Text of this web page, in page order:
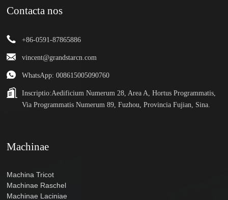
Contacta nos
+86-0591-87865886
vincent@grandstarcn.com
WhatsApp: 008615005090760
Inscriptio:Aedificium Numerum 28, Area A, Hortus Programmatis,
Via Programmatis Numerum 89, Fuzhou, Provincia Fujian, Sina.
Machinae
Machina Tricot
Machinae Raschel
Machinae Laciniae